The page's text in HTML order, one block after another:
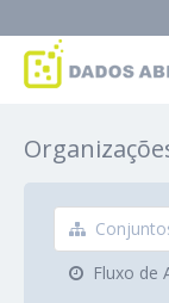
Grupos
Sobre
Fluxo de